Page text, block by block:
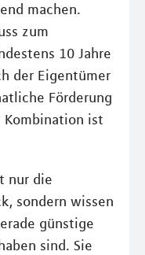
machen.
zum
10 Jahre
der Eigentümer
Förderung
Kombination ist
nur die
sondern wissen
günstige
sind. Sie